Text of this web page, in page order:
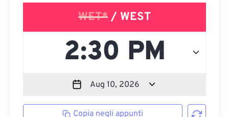
WET* / WEST
Copia negli appunti